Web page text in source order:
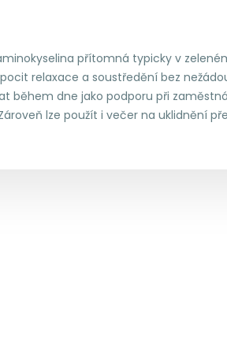
přítomná typicky v
relaxace a soustředění bez
během dne jako podporu při
lze použít i večer na uklidnění